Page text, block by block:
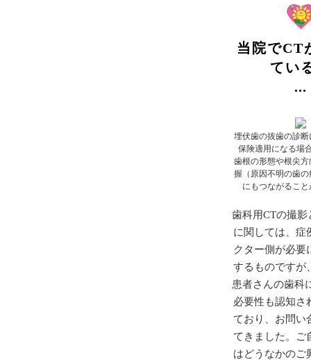
当院でCT
てい
埋伏歯の抜歯の診
保険適用になる場
歯根の形態や根尖
握（原因不明の歯
にもつながるこ
歯科用CTの撮影
に関しては、症
クター側が必要
するものですが
患者さんの歯科
必要性も認知さ
ており、お問い
てきました。ご
はどうなかのご